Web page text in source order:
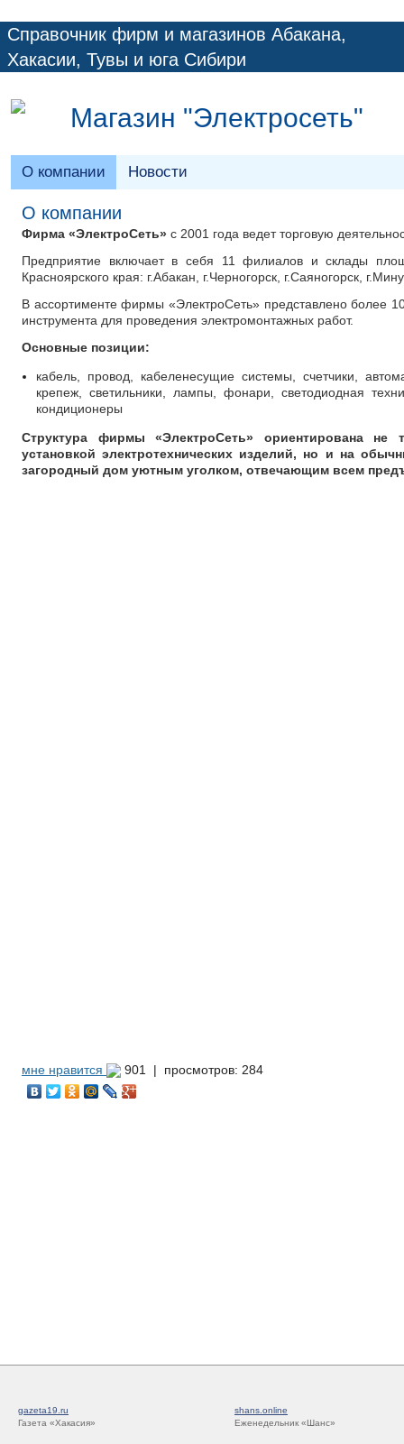
Справочник фирм и магазинов Абакана,
Хакасии, Тувы и юга Сибири
Магазин "Электросеть"
О компании Новости
О компании
Фирма «ЭлектроСеть» с 2001 года ведет торговую
Предприятие включает в себя 11 филиалов и склады
Красноярского края: г.Абакан, г.Черногорск, г.Саяногорск,
В ассортименте фирмы «ЭлектроСеть» представлено более
инструмента для проведения электромонтажных работ.
Основные позиции:
кабель, провод, кабеленесущие системы, счетчики,
крепеж, светильники, лампы, фонари, светодиодная
кондиционеры
Структура фирмы «ЭлектроСеть» ориентирована
установкой электротехнических изделий, но и на
загородный дом уютным уголком, отвечающим всем
мне нравится 901 | просмотров: 284
gazeta19.ru
Газета «Хакасия»
shans.online
Еженедельник «Шанс»